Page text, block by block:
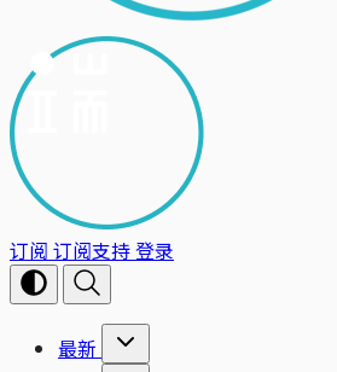
订阅 订阅支持登录
最新